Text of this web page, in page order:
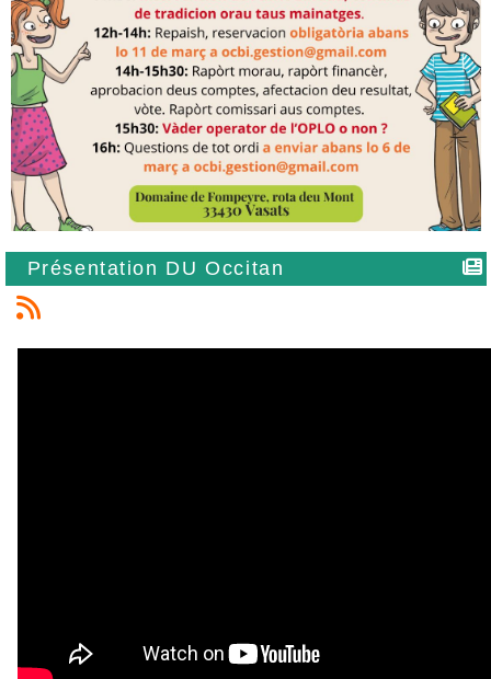
Présentation DU Occitan